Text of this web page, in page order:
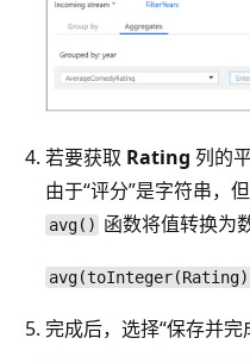
若要获取 Rating 列的
由于“评分”是字符串，但
avg() 函数将值转换为
完成后，选择“保存并完